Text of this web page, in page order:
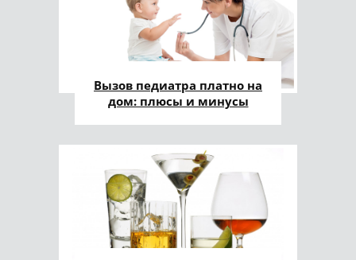
Вызов педиатра платно на
дом: плюсы и минусы